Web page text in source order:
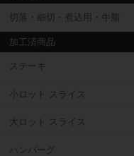
切落・細切・煮込用・牛脂
加工済商品
ステーキ
小ロット スライス
大ロット スライス
ハンバーグ